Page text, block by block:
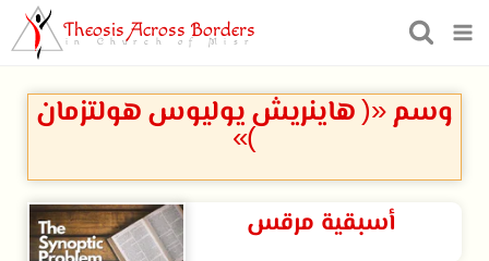
Theosis Across Borders
in Church of Misr
وسم «( هاينريش يوليوس هولتزمان
)»
أسبقية مرقس